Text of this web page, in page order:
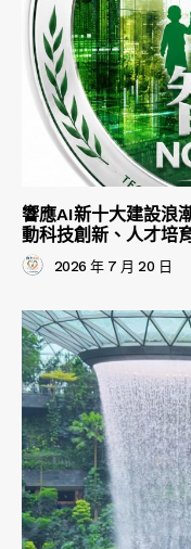
響應AI新十大建設
動科技創新、人才培
2026 年 7 月 20 日